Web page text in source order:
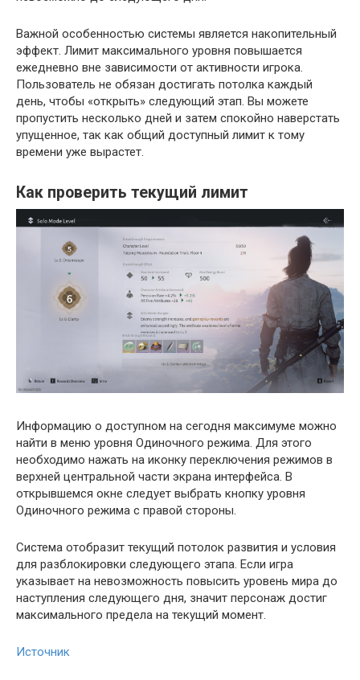
Важной особенностью системы является накопительный
эффект. Лимит максимального уровня повышается
ежедневно вне зависимости от активности игрока.
Пользователь не обязан достигать потолка каждый
день, чтобы «открыть» следующий этап. Вы можете
пропустить несколько дней и затем спокойно наверстать
упущенное, так как общий доступный лимит к тому
времени уже вырастет.
Как проверить текущий лимит
Информацию о доступном на сегодня максимуме можно
найти в меню уровня Одиночного режима. Для этого
необходимо нажать на иконку переключения режимов в
верхней центральной части экрана интерфейса. В
открывшемся окне следует выбрать кнопку уровня
Одиночного режима с правой стороны.
Система отобразит текущий потолок развития и условия
для разблокировки следующего этапа. Если игра
указывает на невозможность повысить уровень мира до
наступления следующего дня, значит персонаж достиг
максимального предела на текущий момент.
Источник